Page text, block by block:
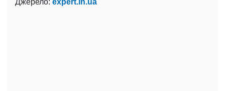
Джерело: expert.in.ua